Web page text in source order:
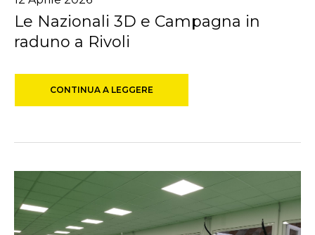
Le Nazionali 3D e Campagna in
raduno a Rivoli
CONTINUA A LEGGERE